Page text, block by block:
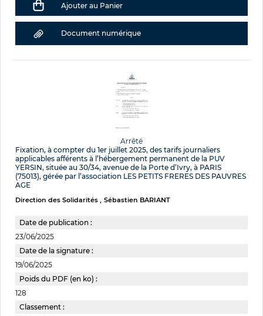
Ajouter au Panier
Document numérique
Arrêté
Fixation, à compter du 1er juillet 2025, des tarifs journaliers
applicables afférents à l’hébergement permanent de la PUV
YERSIN, située au 30/34, avenue de la Porte d’Ivry, à PARIS
(75013), gérée par l’association LES PETITS FRERES DES PAUVRES
AGE
Direction des Solidarités Sébastien BARIANT
Date de publication :
23/06/2025
Date de la signature :
19/06/2025
Poids du PDF (en ko) :
128
Classement :